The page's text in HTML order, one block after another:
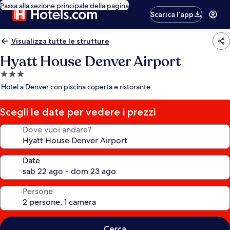
Passa alla sezione principale della pagina
Scarica l’app
Visualizza tutte le strutture
Hyatt House Denver Airport
Struttura
a
stelle
Hotel a Denver con piscina coperta e ristorante
Scegli le date per vedere i prezzi
Dove vuoi andare?
Date
Persone